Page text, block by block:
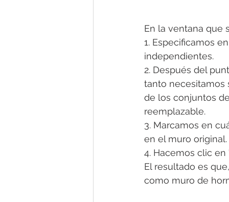
En la ventana que
1. Especificamos
independientes.
2. Después del
tanto necesitamos
de los conjuntos
reemplazable.
3. Marcamos en
en el muro original.
4. Hacemos clic en
El resultado es
como muro de